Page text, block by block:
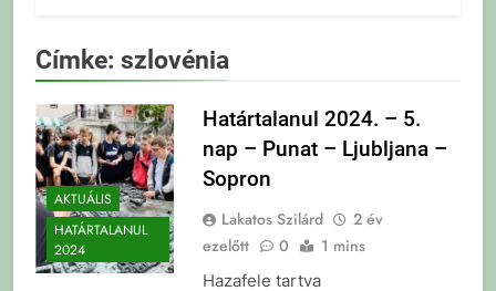
Címke: szlovénia
AKTUÁLIS
HATÁRTALANUL
2024
Határtalanul 2024. – 5.
nap – Punat – Ljubljana –
Sopron
Lakatos Szilárd
2 év
ezelőtt
0 1 mins
Hazafele tartva